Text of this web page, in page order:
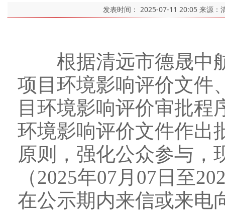
发表时间： 2025-07-11 20:05 来源
根据清远市德晟中航
项目环境影响评价文件
目环境影响评价审批程
环境影响评价文件作出
原则，强化公众参与，
（2025年07月07日至
在公示期内来信或来电